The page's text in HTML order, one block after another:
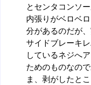
とセンタコンソ
内張りがベロベ
分があるのだが
サイドブレーキ
しているネジへ
ためのものなので
ま、剥がしたと